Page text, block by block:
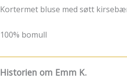
Kortermet bluse med søtt
100% bomull
Historien om Emm K.